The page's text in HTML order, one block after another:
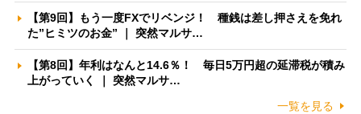
【第9回】もう一度FXでリベンジ！ 種銭は差し押さえを免れ
た”ヒミツのお金” ｜ 突然マルサ…
【第8回】年利はなんと14.6％！ 毎日5万円超の延滞税が積み
上がっていく ｜ 突然マルサ…
一覧を見る